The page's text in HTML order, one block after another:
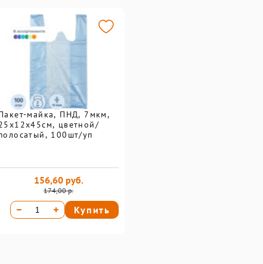
майка, ПНД, 7мкм,
цветной/
100шт/уп
174,00 р.
156,60 руб.
Купить